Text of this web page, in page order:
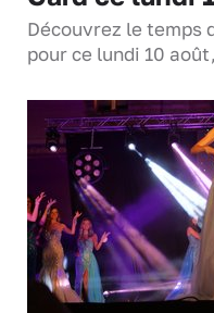
Découvrez le temps
pour ce lundi 10